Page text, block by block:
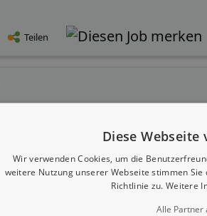
Teilen
Diese Webseite
Wir verwenden Cookies, um die
weitere Nutzung unserer Webseite stimmen
Richtlinie zu. Weitere
Alle Partner